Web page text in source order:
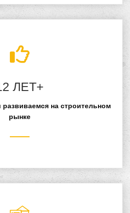
ЛЕТ+
на строительном
рынке